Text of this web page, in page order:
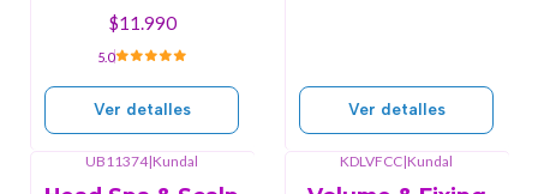
$11.990
5.0
Ver detalles Ver detalles
UB11374|Kundal KDLVFCC|Kundal